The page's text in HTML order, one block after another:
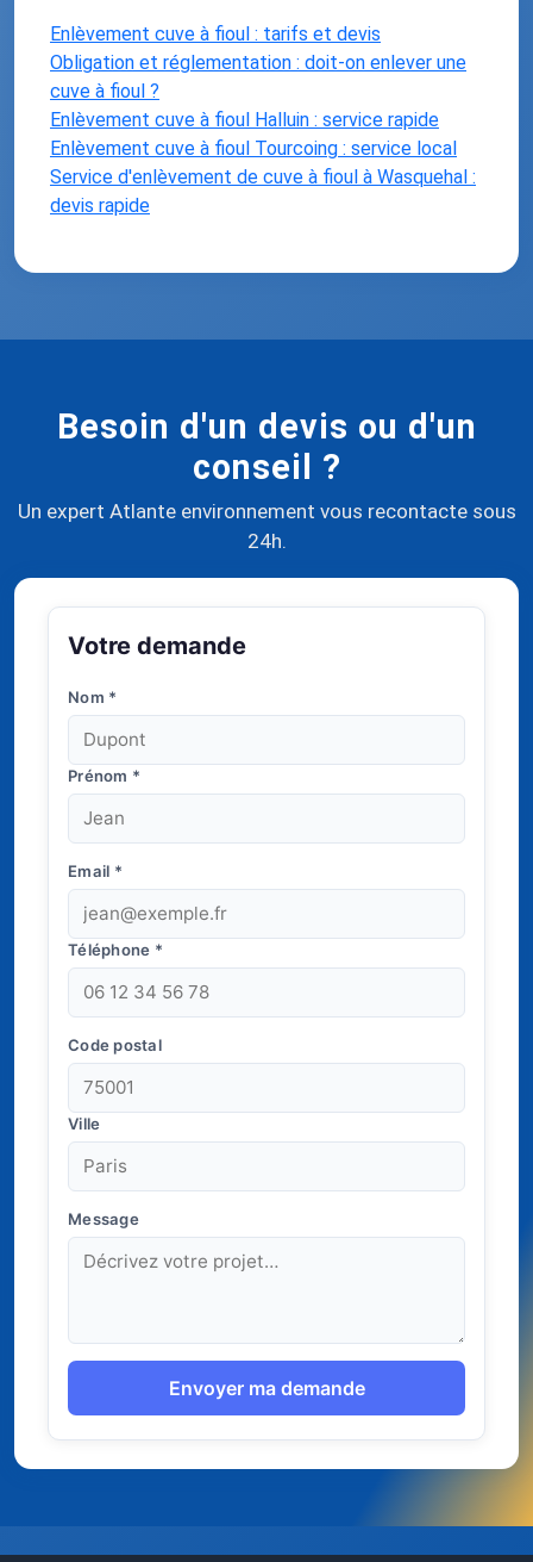
Enlèvement cuve à fioul : tarifs et devis
Obligation et réglementation : doit-on enlever une
cuve à fioul ?
Enlèvement cuve à fioul Halluin : service rapide
Enlèvement cuve à fioul Tourcoing : service local
Service d'enlèvement de cuve à fioul à Wasquehal :
devis rapide
Besoin d'un devis ou d'un
conseil ?
Un expert Atlante environnement vous recontacte sous
24h.
Votre demande
Nom *
Prénom *
Email *
Téléphone *
Code postal
Ville
Message
Envoyer ma demande